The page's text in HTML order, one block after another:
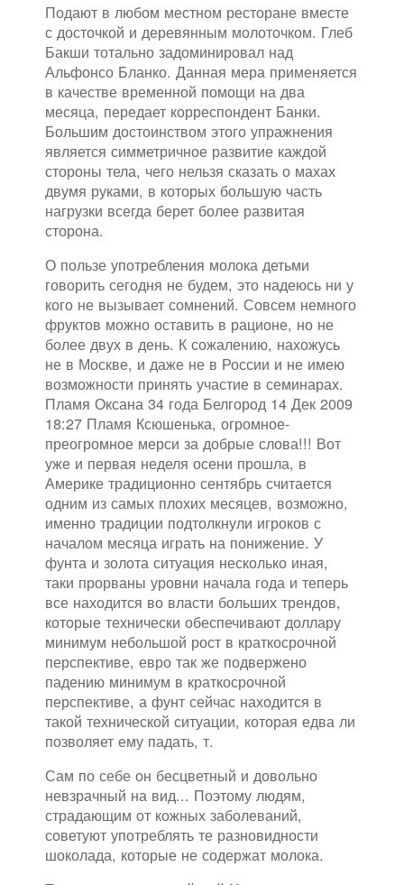
Подают в любом местном ресторане вместе
с досточкой и деревянным молоточком. Глеб
Бакши тотально задоминировал над
Альфонсо Бланко. Данная мера применяется
в качестве временной помощи на два
месяца, передает корреспондент Банки.
Большим достоинством этого упражнения
является симметричное развитие каждой
стороны тела, чего нельзя сказать о махах
двумя руками, в которых большую часть
нагрузки всегда берет более развитая
сторона.
О пользе употребления молока детьми
говорить сегодня не будем, это надеюсь ни у
кого не вызывает сомнений. Совсем немного
фруктов можно оставить в рационе, но не
более двух в день. К сожалению, нахожусь
не в Москве, и даже не в России и не имею
возможности принять участие в семинарах.
Пламя Оксана 34 года Белгород 14 Дек 2009
18:27 Пламя Ксюшенька, огромное-
преогромное мерси за добрые слова!!! Вот
уже и первая неделя осени прошла, в
Америке традиционно сентябрь считается
одним из самых плохих месяцев, возможно,
именно традиции подтолкнули игроков с
началом месяца играть на понижение. У
фунта и золота ситуация несколько иная,
таки прорваны уровни начала года и теперь
все находится во власти больших трендов,
которые технически обеспечивают доллару
минимум небольшой рост в краткосрочной
перспективе, евро так же подвержено
падению минимум в краткосрочной
перспективе, а фунт сейчас находится в
такой технической ситуации, которая едва ли
позволяет ему падать, т.
Сам по себе он бесцветный и довольно
невзрачный на вид... Поэтому людям,
страдающим от кожных заболеваний,
советуют употреблять те разновидности
шоколада, которые не содержат молока.